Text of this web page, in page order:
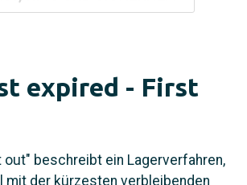
expired - First
beschreibt ein Lagerverfahren,
mit der kürzesten verbleibenden